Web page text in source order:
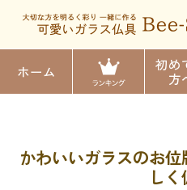
ホーム
初め
方
かわいいガラスのお
し